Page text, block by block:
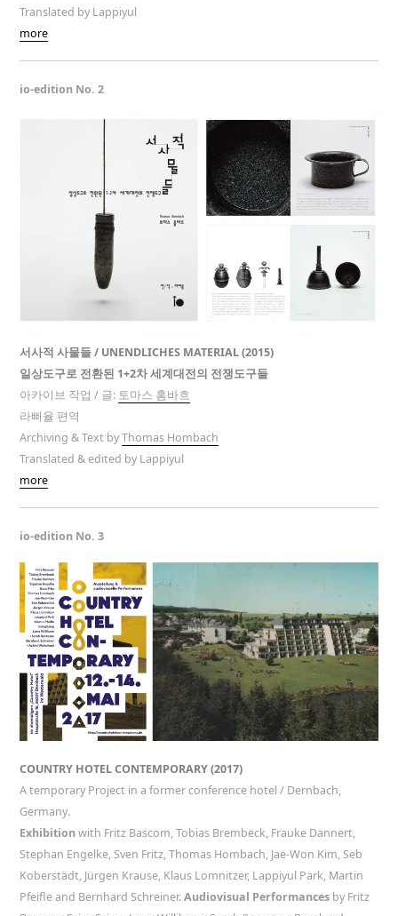
Translated by Lappiyul
more
io-edition No. 2
서사적 사물들 / UNENDLICHES MATERIAL (2015)
일상도구로 전환된 1+2차 세계대전의 전쟁도구들
아카이브 작업 / 글: 토마스 홈바흐
라삐율 편역
Archiving & Text byThomas Hombach
Translated & edited by Lappiyul
more
io-edition No. 3
COUNTRY HOTEL CONTEMPORARY (2017)
A temporary Project in a former conference hotel / Dernbach,
Germany.
Exhibitionwith Fritz Bascom, Tobias Brembeck, Frauke Dannert,
Stephan Engelke, Sven Fritz, Thomas Hombach, Jae-Won Kim, Seb
Koberstädt, Jürgen Krause, Klaus Lomnitzer, Lappiyul Park, Martin
Pfeifle and Bernhard Schreiner.Audiovisual Performances by Fritz